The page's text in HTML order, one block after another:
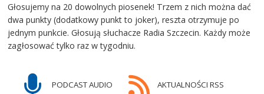
Głosujemy na 20 dowolnych piosenek! Trzem z nich można dać
dwa punkty (dodatkowy punkt to joker), reszta otrzymuje po
jednym punkcie. Głosują słuchacze Radia Szczecin. Każdy może
zagłosować tylko raz w tygodniu.
PODCAST AUDIO AKTUALNOŚCI RSS